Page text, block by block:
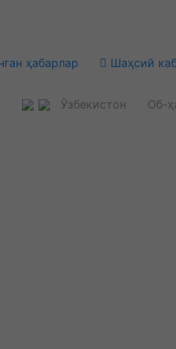
ҳабарлар Шаҳсий
Ўзбекистон Об-